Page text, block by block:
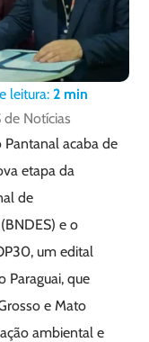
leitura: 2 min
Notícias
Pantanal acaba de
etapa da
de
e o
um edital
Paraguai, que
e Mato
ambiental e